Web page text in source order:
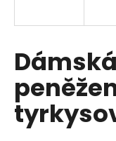
í
t
?